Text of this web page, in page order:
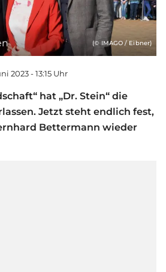
(© IMAGO / Eibner)
2023 - 13:15 Uhr
hat „Dr. Stein“ die
Jetzt steht endlich fest,
Bettermann wieder